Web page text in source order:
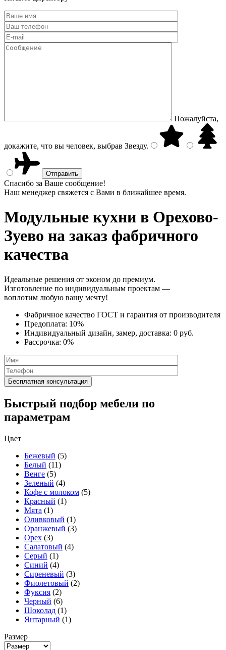
Пожалуйста,
докажите, что вы человек, выбрав Звезду.
Спасибо за Ваше сообщение!
Наш менеджер свяжется с Вами в ближайшее время.
Модульные кухни в Орехово-
Зуево на заказ фабричного
качества
Идеальные решения от эконом до премиум.
Изготовление по индивидуальным проектам —
воплотим любую вашу мечту!
Фабричное качество ГОСТ и гарантия от производителя
Предоплата: 10%
Индивидуальный дизайн, замер, доставка: 0 руб.
Рассрочка: 0%
Быстрый подбор мебели по
параметрам
Цвет
Бежевый (5)
Белый (11)
Венге (5)
Зеленый (4)
Кофе с молоком (5)
Красный (1)
Мята (1)
Оливковый (1)
Оранжевый (3)
Орех (3)
Салатовый (4)
Серый (1)
Синий (4)
Сиреневый (3)
Фиолетовый (2)
Фуксия (2)
Черный (6)
Шоколад (1)
Янтарный (1)
Размер